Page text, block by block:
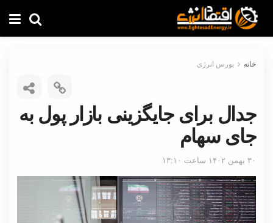
خانه بورس انرژی
جدال برای جایگزینی بازار پول به
جای سهام
۳۰ بهمن ۱۴۰۲ ساعت ۱۳:۱۰